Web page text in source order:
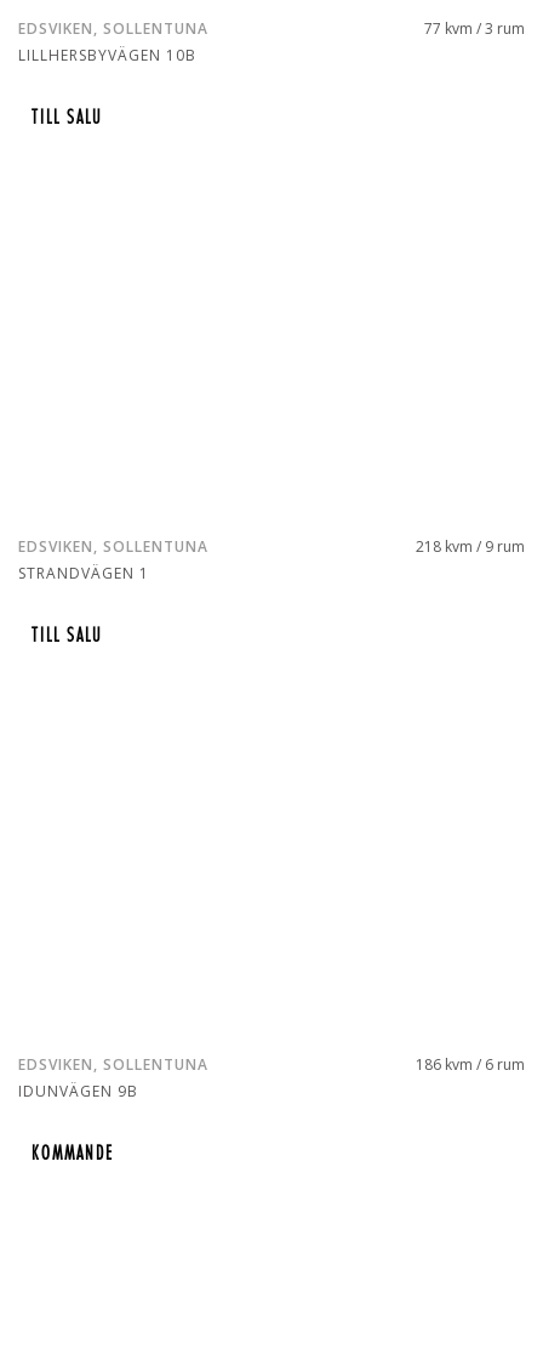
EDSVIKEN, SOLLENTUNA
LILLHERSBYVÄGEN 10B
77 kvm / 3 rum
TILL SALU
EDSVIKEN, SOLLENTUNA
STRANDVÄGEN 1
218 kvm / 9 rum
TILL SALU
EDSVIKEN, SOLLENTUNA
IDUNVÄGEN 9B
186 kvm / 6 rum
KOMMANDE
KOMMANDE